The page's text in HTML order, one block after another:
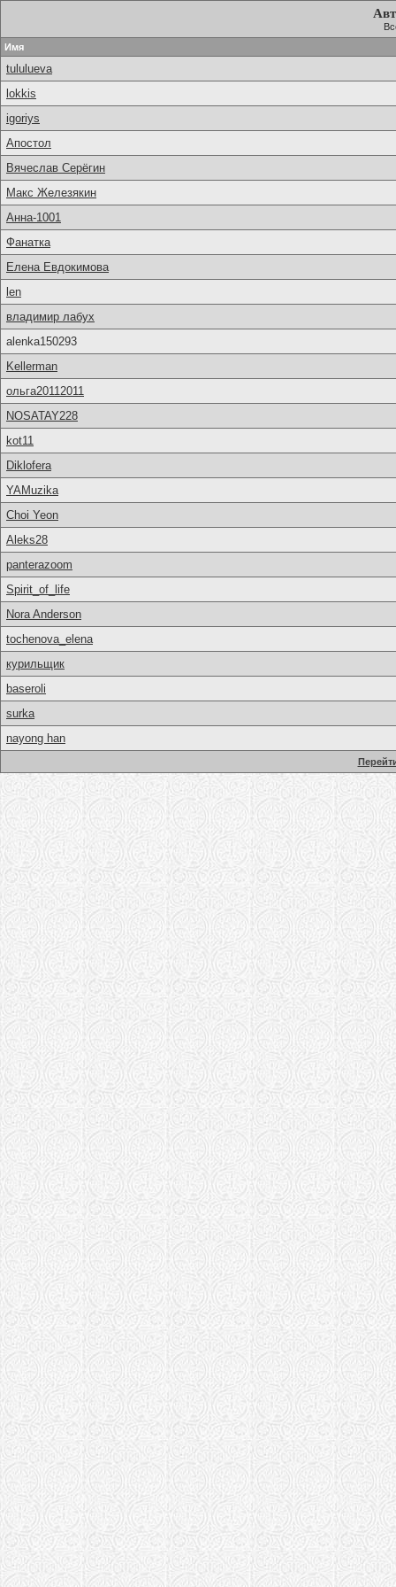
Имя
tululueva
lokkis
igoriys
Апостол
Вячеслав Серёгин
Макс Железякин
Анна-1001
Фанатка
Елена Евдокимова
len
владимир лабух
alenka150293
Kellerman
ольга20112011
NOSATAY228
kot11
Diklofera
YAMuzika
Choi Yeon
Aleks28
panterazoom
Spirit_of_life
Nora Anderson
tochenova_elena
курильщик
baseroli
surka
nayong han